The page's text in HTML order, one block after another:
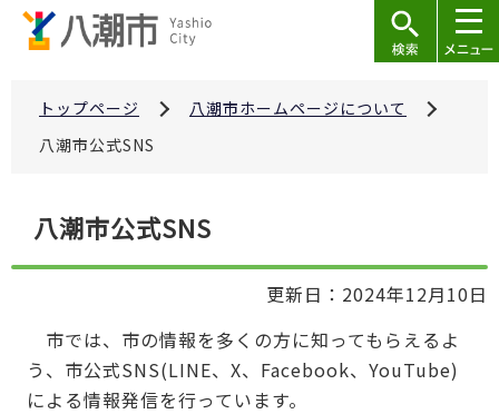
トップページ
八潮市ホームページについて
八潮市公式SNS
こ
八潮市公式SNS
更新日：2024年12月10日
市では、市の情報を多くの方に知ってもらえるよ
う、市公式SNS(LINE、X、Facebook、YouTube)
による情報発信を行っています。